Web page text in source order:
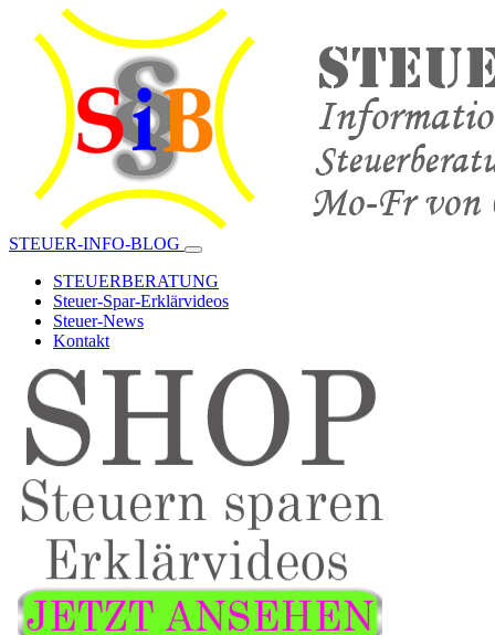
STEUER-INFO-BLOG
STEUERBERATUNG
Steuer-Spar-Erklärvideos
Steuer-News
Kontakt